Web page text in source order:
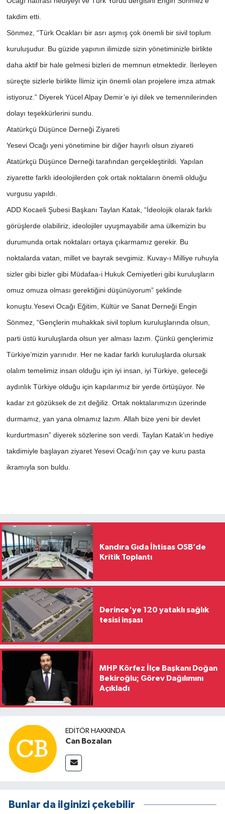
takdim etti.
Sönmez, “Türk Ocakları bir asrı aşmış çok önemli bir sivil toplum
kuruluşudur. Bu güzide yapının ilimizde sizin yönetiminizle birlikte
daha aktif bir hale gelmesi bizleri de memnun etmektedir. İlerleyen
süreçte sizlerle birlikte İlimiz için önemli olan projelere imza atmak
istiyoruz.” Diyerek Yücel Alpay Demir’e iyi dilek ve temennilerinden
dolayı teşekkürlerini sundu.
Atatürkçü Düşünce Derneği Ziyareti
Yesevi Ocağı yeni yönetimine bir diğer hayırlı olsun ziyareti
Atatürkçü Düşünce Derneği tarafından gerçekleştirildi. Yapılan
ziyarette farklı ideolojilerden çok ortak noktaların önemli olduğu
vurgusu yapıldı.
ADD Kocaeli Şubesi Başkanı Taylan Katak, “İdeolojik olarak farklı
görüşlerde olabiliriz, ideolojiler uyuşmayabilir ama ülkemizin bu
durumunda ortak noktaları ortaya çıkarmamız gerekir. Bu
noktalarda vatan, millet ve bayrak sevgimiz. Kuvay-ı Milliye ruhuyla
sizler gibi bizler gibi Müdafaa-i Hukuk Cemiyetleri gibi kuruluşların
omuz omuza olması gerektiğini düşünüyorum” şeklinde
konuştu.Yesevi Ocağı Eğitim, Kültür ve Sanat Derneği Engin
Sönmez, “Gençlerin muhakkak sivil toplum kuruluşlarında olsun,
parti üstü kuruluşlarda olsun yer alması lazım. Çünkü gençlerimiz
Türkiye’mizin yarınıdır. Her ne kadar farklı kuruluşlarda olursak
olalım temelimiz insan olduğu için iyi insan, iyi Türkiye, geleceği
aydınlık Türkiye olduğu için kapılarımız bir yerde örtüşüyor. Ne
kadar zıt gözüksek de zıt değiliz. Ortak noktalarımızın üzerinde
durmamız, yan yana olmamız lazım. Allah bize yeni bir devlet
kurdurtmasın” diyerek sözlerine son verdi. Taylan Katak’ın hediye
takdimiyle başlayan ziyaret Yesevi Ocağı’nın çay ve kuru pasta
ikramıyla son buldu.
Kandıra Gıda İhtisas OSB’de
Kritik Toplantı
Derince'ye 120 yataklı sağlık
tesisi inşası
MHP Körfez İlçe Başkanı Doğan
Bekiroğlu; Görev Dağılımını
Açıkladı
EDITÖR HAKKINDA
Can Bozalan
Bunlar da ilginizi çekebilir